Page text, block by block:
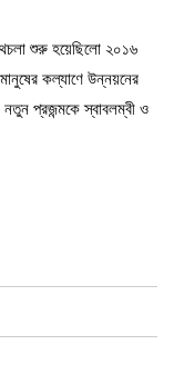
শুরু হয়েছিলো ২০১৬
কল্যাণে উন্নয়নের
নতুন প্রজন্মকে স্বাবলম্বী ও